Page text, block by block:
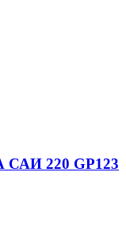
САИ 220 GP123